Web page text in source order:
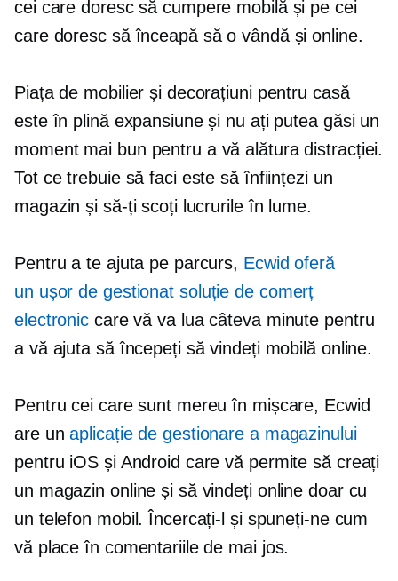
cei care doresc să cumpere mobilă și pe cei
care doresc să înceapă să o vândă și online.
Piața de mobilier și decorațiuni pentru casă
este în plină expansiune și nu ați putea găsi un
moment mai bun pentru a vă alătura distracției.
Tot ce trebuie să faci este să înființezi un
magazin și să-ți scoți lucrurile în lume.
Pentru a te ajuta pe parcurs, Ecwid oferă
un ușor de gestionat soluție de comerț
electronic care vă va lua câteva minute pentru
a vă ajuta să începeți să vindeți mobilă online.
Pentru cei care sunt mereu în mișcare, Ecwid
are unaplicație de gestionare a magazinului
pentru iOS și Android care vă permite să creați
un magazin online și să vindeți online doar cu
un telefon mobil. Încercați-l și spuneți-ne cum
vă place în comentariile de mai jos.